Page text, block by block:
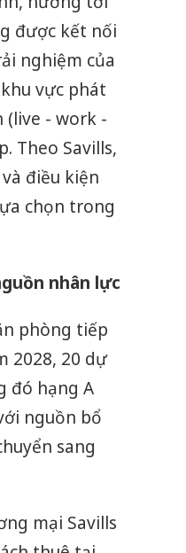
được kết nối
nghiệm của
vực phát
- work -
Theo Savills,
điều kiện
chọn trong
nhân lực
phòng tiếp
2028, 20 dự
đó hạng A
nguồn bổ
sang
mại Savills